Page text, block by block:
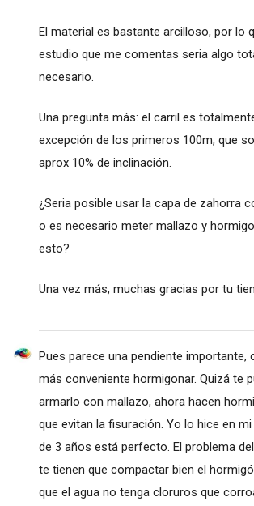
El material es bastante arcilloso, por lo
estudio que me comentas seria algo
necesario.
Una pregunta más: el carril es
excepción de los primeros 100m, que
aprox 10% de inclinación.
¿Seria posible usar la capa de zahorra
o es necesario meter mallazo y
esto?
Una vez más, muchas gracias por tu
Pues parece una pendiente importante,
más conveniente hormigonar. Quizá te
armarlo con mallazo, ahora hacen
que evitan la fisuración. Yo lo hice en
de 3 años está perfecto. El problema
te tienen que compactar bien el
que el agua no tenga cloruros que